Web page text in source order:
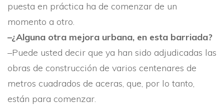
puesta en práctica ha de comenzar de un
momento a otro.
–¿Alguna otra mejora urbana, en esta barriada?
–Puede usted decir que ya han sido adjudicadas las
obras de construcción de varios centenares de
metros cuadrados de aceras, que, por lo tanto,
están para co­menzar.